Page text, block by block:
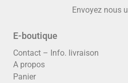
Envoyez nous
E-boutique
Contact – Info. livraison
A propos
Panier